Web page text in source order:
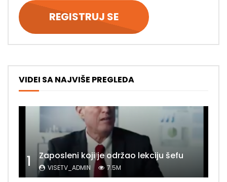
VIDEI SA NAJVIŠE PREGLEDA
1 Zaposleni koji je održao lekciju šefu
VISETV_ADMIN 7.5M